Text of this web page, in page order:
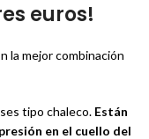
euros!
la mejor combinación
tipo chaleco. Están
en el cuello del